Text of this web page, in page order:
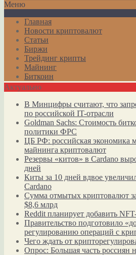
Меню
Главная
Новости криптовалют
Статьи
Биржи
Трейдинг крипты
Майнинг
Биткоин
Актуально
В Минцифры считают, что
по российской IT-отрасли
Goldman Sachs: Стоимость
политики ФРС
ЦБ РФ: российская экономика
майнинга криптовалют
Резервы «китов» в Cardano
дней
Киты за 10 дней вдвое
Cardano
Сумма отмытых криптовалют
$8,6 млрд
Reddit планирует добавить
Правительство подготовило
регулированию операций с
Чего ждать от
Опрос: Большая часть россиян